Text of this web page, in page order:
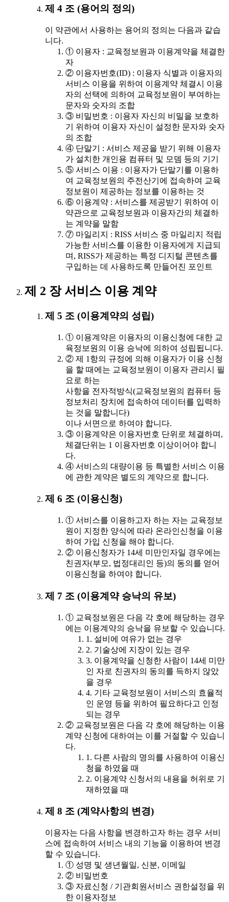
제 4 조 (용어의 정의)
이 약관에서 사용하는 용어의 정의는 다음과 같습
니다.
① 이용자 : 교육정보원과 이용계약을 체결한
자
② 이용자번호(ID) : 이용자 식별과 이용자의
서비스 이용을 위하여 이용계약 체결시 이용
자의 선택에 의하여 교육정보원이 부여하는
문자와 숫자의 조합
③ 비밀번호 : 이용자 자신의 비밀을 보호하
기 위하여 이용자 자신이 설정한 문자와 숫자
의 조합
④ 단말기 : 서비스 제공을 받기 위해 이용자
가 설치한 개인용 컴퓨터 및 모뎀 등의 기기
⑤ 서비스 이용 : 이용자가 단말기를 이용하
여 교육정보원의 주전산기에 접속하여 교육
정보원이 제공하는 정보를 이용하는 것
⑥ 이용계약 : 서비스를 제공받기 위하여 이
약관으로 교육정보원과 이용자간의 체결하
는 계약을 말함
⑦ 마일리지 : RISS 서비스 중 마일리지 적립
가능한 서비스를 이용한 이용자에게 지급되
며, RISS가 제공하는 특정 디지털 콘텐츠를
구입하는 데 사용하도록 만들어진 포인트
제 2 장 서비스 이용 계약
제 5 조 (이용계약의 성립)
① 이용계약은 이용자의 이용신청에 대한 교
육정보원의 이용 승낙에 의하여 성립됩니다.
② 제 1항의 규정에 의해 이용자가 이용 신청
을 할 때에는 교육정보원이 이용자 관리시 필
요로 하는
사항을 전자적방식(교육정보원의 컴퓨터 등
정보처리 장치에 접속하여 데이터를 입력하
는 것을 말합니다)
이나 서면으로 하여야 합니다.
③ 이용계약은 이용자번호 단위로 체결하며,
체결단위는 1 이용자번호 이상이어야 합니
다.
④ 서비스의 대량이용 등 특별한 서비스 이용
에 관한 계약은 별도의 계약으로 합니다.
제 6 조 (이용신청)
① 서비스를 이용하고자 하는 자는 교육정보
원이 지정한 양식에 따라 온라인신청을 이용
하여 가입 신청을 해야 합니다.
② 이용신청자가 14세 미만인자일 경우에는
친권자(부모, 법정대리인 등)의 동의를 얻어
이용신청을 하여야 합니다.
제 7 조 (이용계약 승낙의 유보)
① 교육정보원은 다음 각 호에 해당하는 경우
에는 이용계약의 승낙을 유보할 수 있습니다.
1. 설비에 여유가 없는 경우
2. 기술상에 지장이 있는 경우
3. 이용계약을 신청한 사람이 14세 미만
인 자로 친권자의 동의를 득하지 않았
을 경우
4. 기타 교육정보원이 서비스의 효율적
인 운영 등을 위하여 필요하다고 인정
되는 경우
② 교육정보원은 다음 각 호에 해당하는 이용
계약 신청에 대하여는 이를 거절할 수 있습니
다.
1. 다른 사람의 명의를 사용하여 이용신
청을 하였을 때
2. 이용계약 신청서의 내용을 허위로 기
재하였을 때
제 8 조 (계약사항의 변경)
이용자는 다음 사항을 변경하고자 하는 경우 서비
스에 접속하여 서비스 내의 기능을 이용하여 변경
할 수 있습니다.
① 성명 및 생년월일, 신분, 이메일
② 비밀번호
③ 자료신청 / 기관회원서비스 권한설정을 위
한 이용자정보